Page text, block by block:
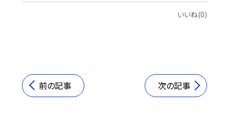
いいね(0)
前の記事 次の記事